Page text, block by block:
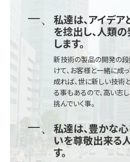
私達は、アイデ
を捻出し、人類
します。
新技術の製品の開発の
けて、お客様と一緒に成
成れば、世に新しい技術
る事もあるので、高い志
挑んでいく事。
私達は、豊かな
いを尊敬出来る
す。